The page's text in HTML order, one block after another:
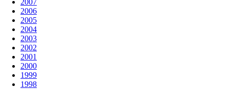
2007
2006
2005
2004
2003
2002
2001
2000
1999
1998